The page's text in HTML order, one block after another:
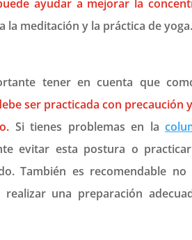
ayudar a mejorar la
la meditación y la práctica de yoga.
tener en cuenta que
ser practicada con precaución
Si tienes problemas en la
evitar esta postura o
También es recomendable
una preparación